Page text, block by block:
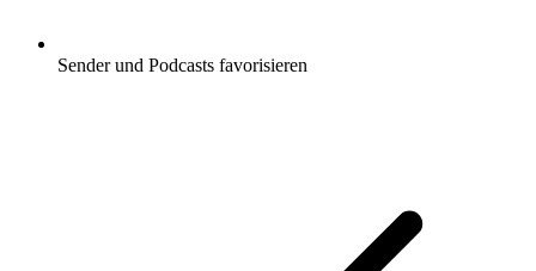
Sender und Podcasts favorisieren